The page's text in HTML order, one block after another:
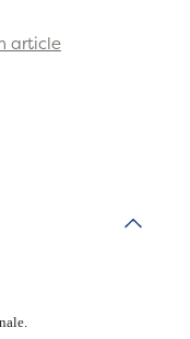
article